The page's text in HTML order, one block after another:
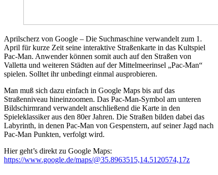
Aprilscherz von Google – Die Suchmaschine verwandelt zum 1.
April für kurze Zeit seine interaktive Straßenkarte in das Kultspiel
Pac-Man. Anwender können somit auch auf den Straßen von
Valletta und weiteren Städten auf der Mittelmeerinsel „Pac-Man“
spielen. Solltet ihr unbedingt einmal ausprobieren.
Man muß sich dazu einfach in Google Maps bis auf das
Straßenniveau hineinzoomen. Das Pac-Man-Symbol am unteren
Bildschirmrand verwandelt anschließend die Karte in den
Spieleklassiker aus den 80er Jahren. Die Straßen bilden dabei das
Labyrinth, in denen Pac-Man von Gespenstern, auf seiner Jagd nach
Pac-Man Punkten, verfolgt wird.
Hier geht’s direkt zu Google Maps:
https://www.google.de/maps/@35.8963515,14.5120574,17z